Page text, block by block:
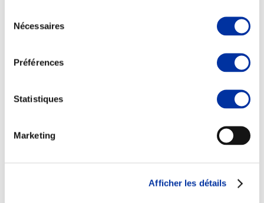
Nécessaires
Préférences
Statistiques
Marketing
Afficher les détails